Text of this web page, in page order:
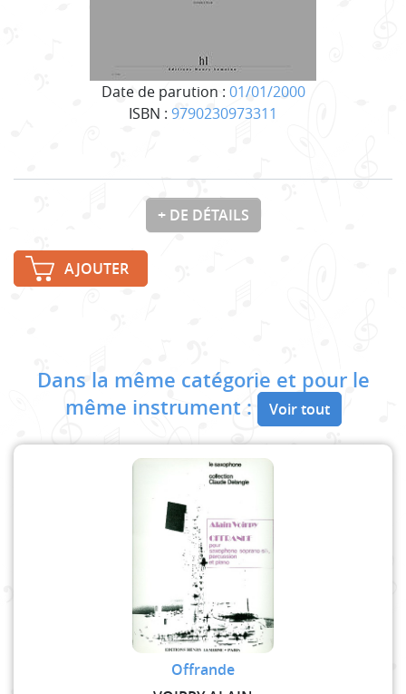
Date de parution : 01/01/2000
ISBN : 9790230973311
+ DE DÉTAILS
AJOUTER
Dans la même catégorie et pour le
même instrument :
Voir tout
Offrande